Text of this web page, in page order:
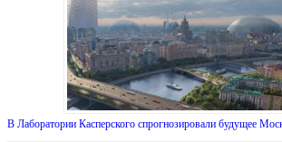
В Лаборатории Касперского спрогнозировали будущее